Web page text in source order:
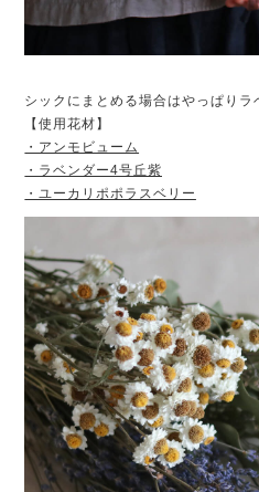
シックにまとめる場合はやっぱりラ
【使用花材】
・アンモビューム
・ラベンダー4号丘紫
・ユーカリポポラスベリー